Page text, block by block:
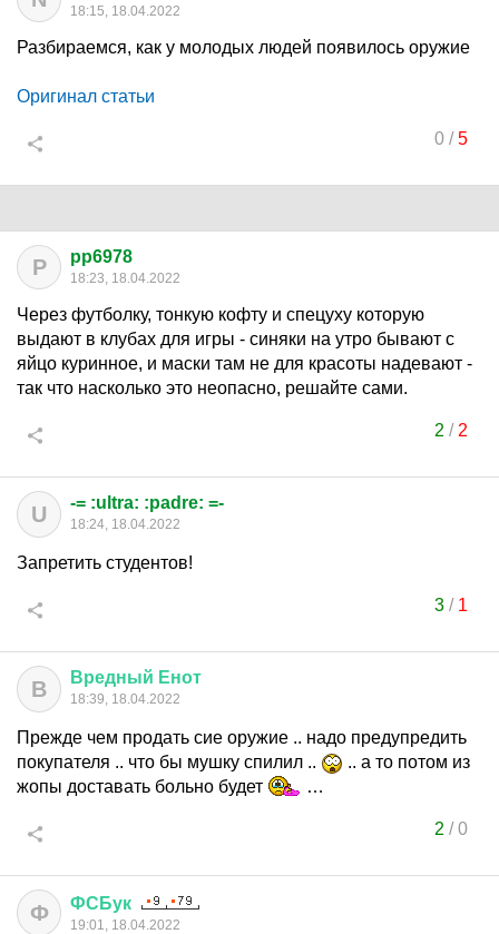
18:15, 18.04.2022
Разбираемся, как у молодых людей появилось оружие
Оригинал статьи
0/5
P pp6978
18:23, 18.04.2022
Через футболку, тонкую кофту и спецуху которую
выдают в клубах для игры - синяки на утро бывают с
яйцо куринное, и маски там не для красоты надевают -
так что насколько это неопасно, решайте сами.
2 / 2
U -= :ultra: :padre: =-
18:24, 18.04.2022
Запретить студентов!
3/ 1
В Вредный Енот
18:39, 18.04.2022
Прежде чем продать сие оружие .. надо предупредить
покупателя .. что бы мушку спилил ..
.. а то потом из
жопы доставать больно будет
…
2 /0
Ф ФСБук
19:01, 18.04.2022